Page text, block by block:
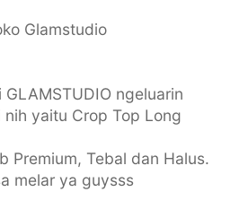
Glamstudio
ngeluarin
yaitu Crop Top Long
Premium, Tebal dan Halus.
melar ya guysss